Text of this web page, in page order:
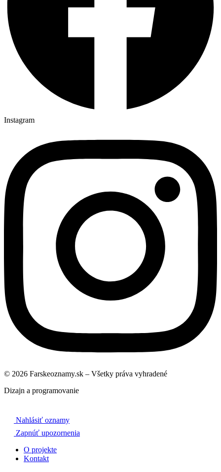
Instagram
© 2026 Farskeoznamy.sk – Všetky práva vyhradené
Dizajn a programovanie
Nahlásiť oznamy
Zapnúť upozornenia
O projekte
Kontakt